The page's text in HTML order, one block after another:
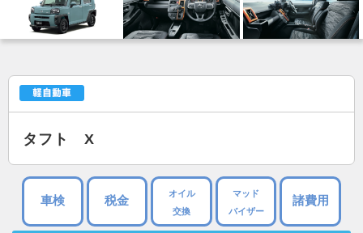
タフト X
車検 税金
オイル
交換
マッド
バイザー
諸費用